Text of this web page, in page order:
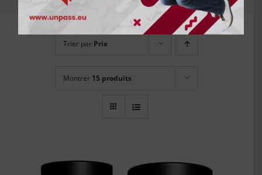
Trier par Prix
Montrer 15 produits